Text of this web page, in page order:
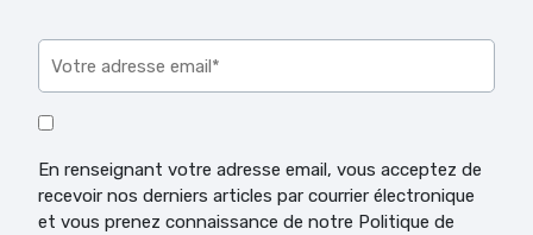
En renseignant votre adresse email, vous acceptez de
recevoir nos derniers articles par courrier électronique
et vous prenez connaissance de notre Politique de